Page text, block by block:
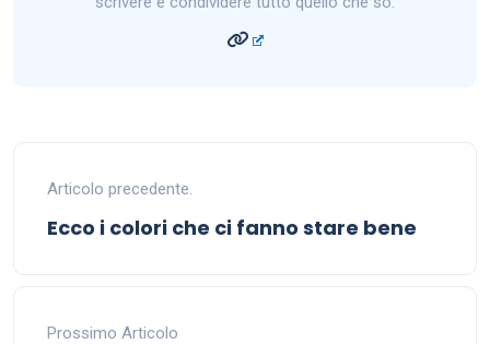
Articolo precedente.
Ecco i colori che ci fanno stare bene
Prossimo Articolo